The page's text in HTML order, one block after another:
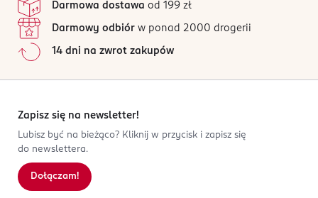
Darmowa dostawa od 199 zł
Darmowy odbiór w ponad 2000 drogerii
14 dni na zwrot zakupów
Zapisz się na newsletter!
Lubisz być na bieżąco? Kliknij w przycisk i zapisz się
do newslettera.
Dołączam!